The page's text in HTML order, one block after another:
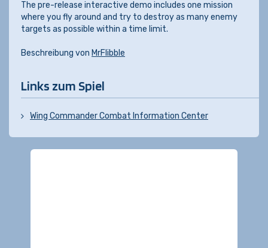
The pre-release interactive demo includes one mission
where you fly around and try to destroy as many enemy
targets as possible within a time limit.
Beschreibung von MrFlibble
Links zum Spiel
Wing Commander Combat Information Center